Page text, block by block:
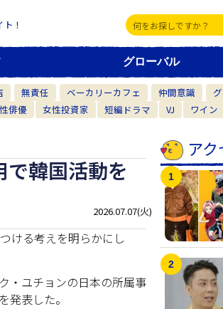
！
グローバル
無責任 ベーカリーカフェ 仲間意識
俳優 女性投資家 短編ドラマ VJ ワイン
韓国活動を
2026.07.07(火)
ける考えを明らかにし
・ユチョンの日本の所属事
表した。
ア